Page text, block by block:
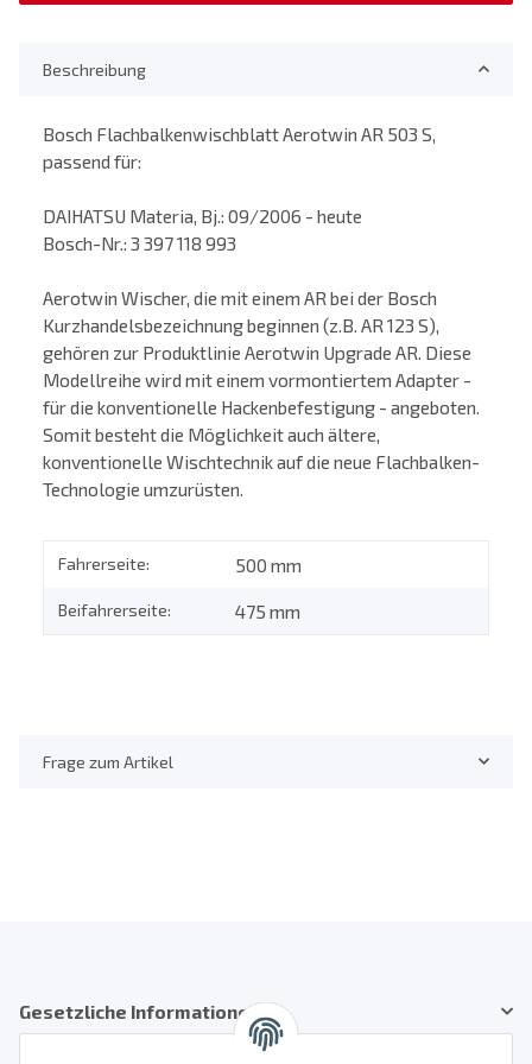
Beschreibung
Bosch Flachbalkenwischblatt Aerotwin AR 503 S,
passend für:
DAIHATSU Materia, Bj.: 09/2006 - heute
Bosch-Nr.: 3 397 118 993
Aerotwin Wischer, die mit einem AR bei der Bosch
Kurzhandelsbezeichnung beginnen (z.B. AR 123 S),
gehören zur Produktlinie Aerotwin Upgrade AR. Diese
Modellreihe wird mit einem vormontiertem Adapter -
für die konventionelle Hackenbefestigung - angeboten.
Somit besteht die Möglichkeit auch ältere,
konventionelle Wischtechnik auf die neue Flachbalken-
Technologie umzurüsten.
Fahrerseite: 500 mm
Beifahrerseite: 475 mm
Frage zum Artikel
Gesetzliche Informationen